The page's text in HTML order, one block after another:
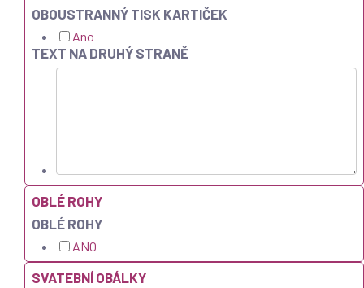
OBOUSTRANNÝ TISK KARTIČEK
Ano
TEXT NA DRUHÝ STRANĚ
OBLÉ ROHY
OBLÉ ROHY
ANO
SVATEBNÍ OBÁLKY